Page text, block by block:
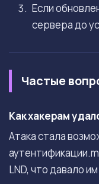
Если
сервера до
Частые
Как хакерам
Атака стала
LND, что давало